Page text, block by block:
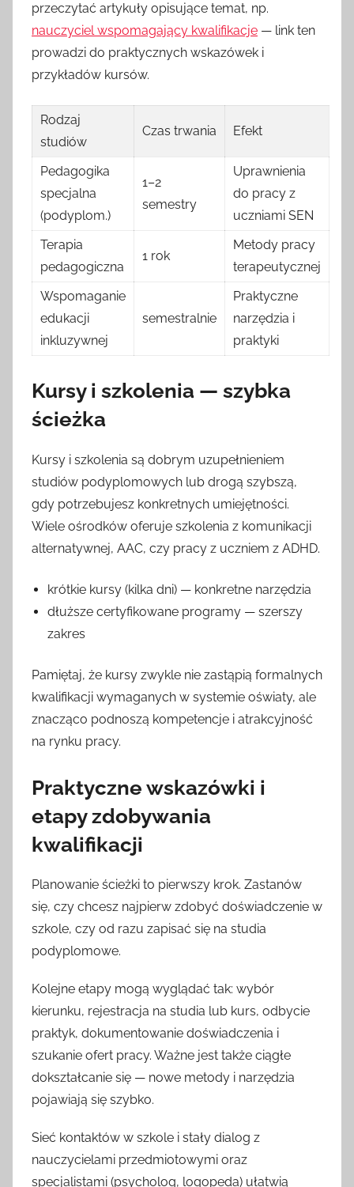
przeczytać artykuły opisujące temat, np.
nauczyciel wspomagający kwalifikacje — link ten
prowadzi do praktycznych wskazówek i
przykładów kursów.
Rodzaj
studiów
Czas trwania Efekt
Pedagogika
specjalna
(podyplom.)
1–2
semestry
Uprawnienia
do pracy z
uczniami SEN
Terapia
pedagogiczna
1 rok
Metody pracy
terapeutycznej
Wspomaganie
edukacji
inkluzywnej
semestralnie
Praktyczne
narzędzia i
praktyki
Kursy i szkolenia — szybka
ścieżka
Kursy i szkolenia są dobrym uzupełnieniem
studiów podyplomowych lub drogą szybszą,
gdy potrzebujesz konkretnych umiejętności.
Wiele ośrodków oferuje szkolenia z komunikacji
alternatywnej, AAC, czy pracy z uczniem z ADHD.
krótkie kursy (kilka dni) — konkretne narzędzia
dłuższe certyfikowane programy — szerszy
zakres
Pamiętaj, że kursy zwykle nie zastąpią formalnych
kwalifikacji wymaganych w systemie oświaty, ale
znacząco podnoszą kompetencje i atrakcyjność
na rynku pracy.
Praktyczne wskazówki i
etapy zdobywania
kwalifikacji
Planowanie ścieżki to pierwszy krok. Zastanów
się, czy chcesz najpierw zdobyć doświadczenie w
szkole, czy od razu zapisać się na studia
podyplomowe.
Kolejne etapy mogą wyglądać tak: wybór
kierunku, rejestracja na studia lub kurs, odbycie
praktyk, dokumentowanie doświadczenia i
szukanie ofert pracy. Ważne jest także ciągłe
dokształcanie się — nowe metody i narzędzia
pojawiają się szybko.
Sieć kontaktów w szkole i stały dialog z
nauczycielami przedmiotowymi oraz
specjalistami (psycholog, logopeda) ułatwią